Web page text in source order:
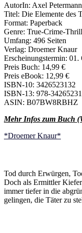
AutorIn: Axel
Titel: Die Elemente des
Format: Paperback
Genre: True-Crime-
Umfang: 496 Seiten
Verlag: Droemer Knaur
Erscheinungstermin: 01.
Preis Buch: 14,99 €
Preis eBook: 12,99 €
ISBN-10: 3426523132
ISBN-13: 978-
ASIN: B07BW8RBHZ
Mehr Infos zum Buch
*Droemer Knaur*
Tod durch Erwürgen,
Doch als Ermittler
immer tiefer in die
gelingen, die Täter zu